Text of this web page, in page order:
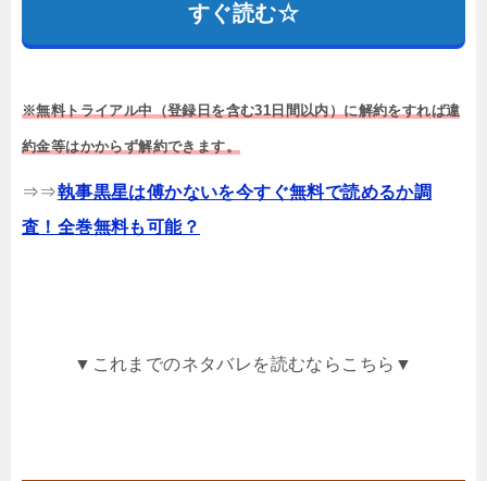
すぐ読む☆
※無料トライアル中（登録日を含む31日間以内）に解約をすれば違
約金等はかからず解約できます。
⇒⇒執事黒星は傅かないを今すぐ無料で読めるか調
査！全巻無料も可能？
▼これまでのネタバレを読むならこちら▼